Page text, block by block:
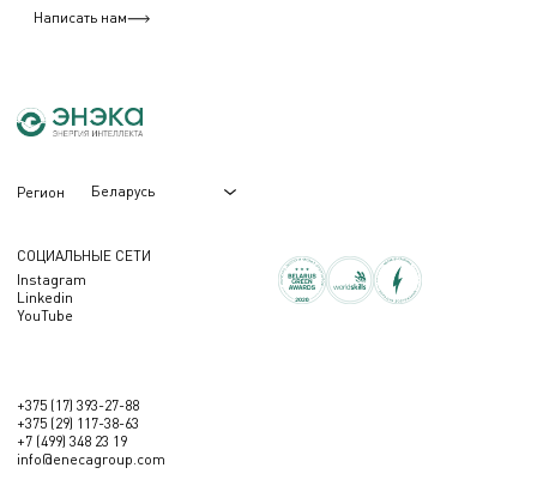
Написать нам
Регион Беларусь
СОЦИАЛЬНЫЕ СЕТИ
Instagram
Linkedin
YouTube
+375 (17) 393-27-88
+375 (29) 117-38-63
+7 (499) 348 23 19
info@enecagroup.com